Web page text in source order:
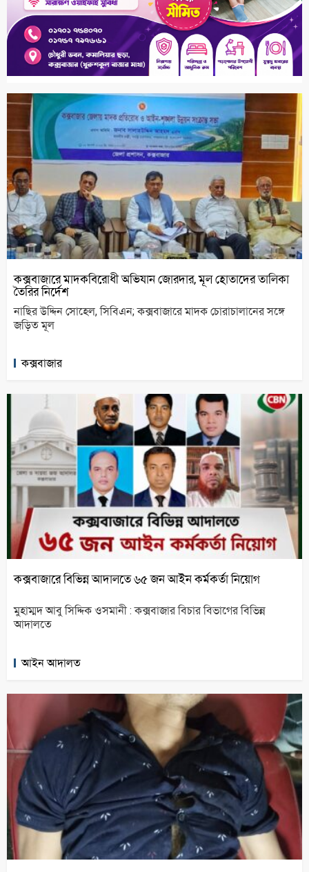
কক্সবাজারে মাদকবিরোধী অভিযান জোরদার, মূল হোতাদের তালিকা
তৈরির নির্দেশ
নাছির উদ্দিন সোহেল, সিবিএন; কক্সবাজারে মাদক চোরাচালানের সঙ্গে
জড়িত মূল
কক্সবাজার
কক্সবাজারে বিভিন্ন আদালতে ৬৫ জন আইন কর্মকর্তা নিয়োগ
মুহাম্মদ আবু সিদ্দিক ওসমানী : কক্সবাজার বিচার বিভাগের বিভিন্ন
আদালতে
আইন আদালত